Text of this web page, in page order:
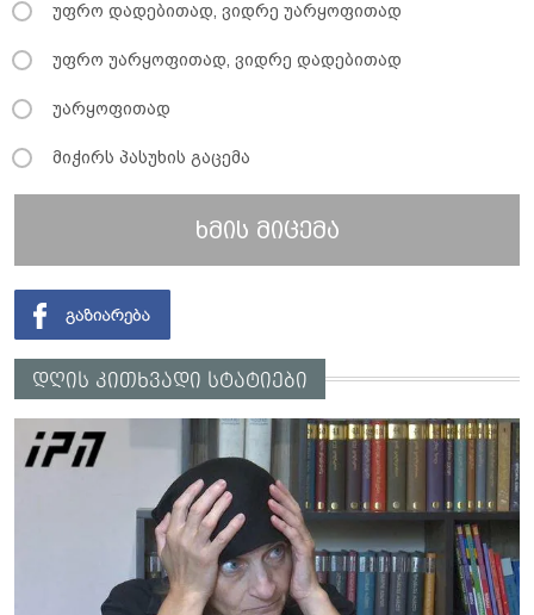
უფრო დადებითად, ვიდრე უარყოფითად
უფრო უარყოფითად, ვიდრე დადებითად
უარყოფითად
მიჭირს პასუხის გაცემა
ხმის მიცემა
დღის კითხვადი სტატიები